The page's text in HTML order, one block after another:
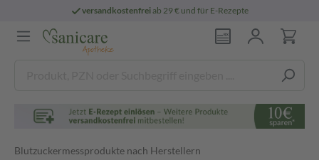
ab 29 € und für E-Rezepte
Blutzuckermessprodukte nach Herstellern